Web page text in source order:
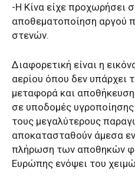
-Η Κίνα είχε προχωρήσει
αποθεματοποίηση αργού
στενών.
Διαφορετική είναι η
αερίου όπου δεν υπάρχει
μεταφορά και
σε υποδομές
τους μεγαλύτερους
αποκατασταθούν άμεσα
πλήρωση των αποθηκών
Ευρώπης ενόψει του